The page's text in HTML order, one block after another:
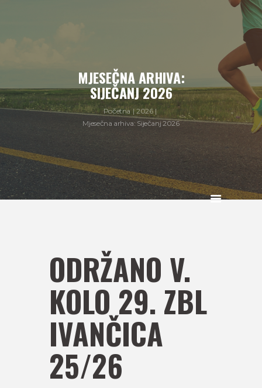
MJESEČNA ARHIVA:
SIJEČANJ 2026
Početna
2026
Mjesečna arhiva: Siječanj 2026
ODRŽANO V.
KOLO 29. ZBL
IVANČICA
25/26